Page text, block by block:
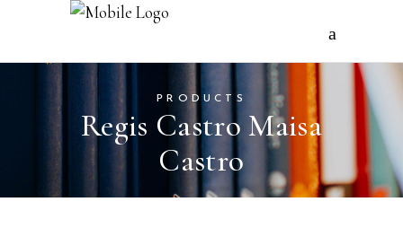
PRODUCTS
Regis Castro Maisa
Castro